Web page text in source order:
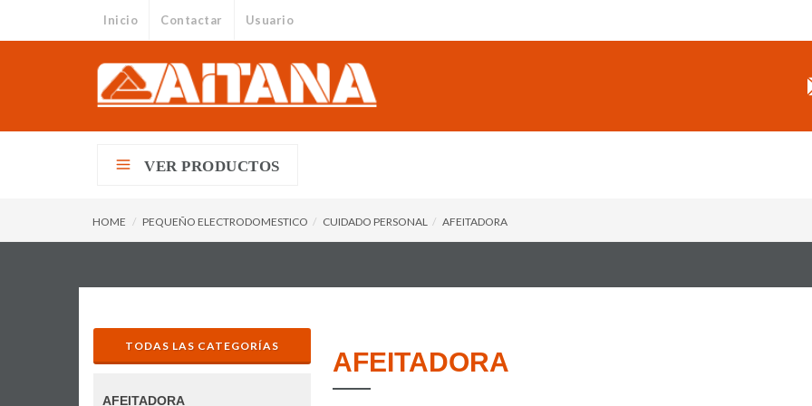
Inicio Contactar Usuario
VER PRODUCTOS
HOME PEQUEÑO ELECTRODOMESTICO CUIDADO PERSONAL AFEITADORA
AFEITADORA
TODAS LAS CATEGORÍAS
AFEITADORA